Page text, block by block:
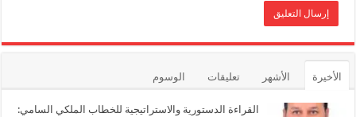
الأخيرة الأشهر تعليقات الوسوم
القراءة الدستورية والاستراتيجية للخطاب الملكي السامي: